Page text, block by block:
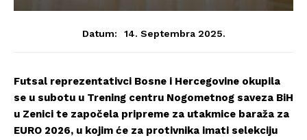
Datum: 14. Septembra 2025.
Futsal reprezentativci Bosne i Hercegovine okupila
se u subotu u Trening centru Nogometnog saveza BiH
u Zenici te započela pripreme za utakmice baraža za
EURO 2026, u kojim će za protivnika imati selekciju